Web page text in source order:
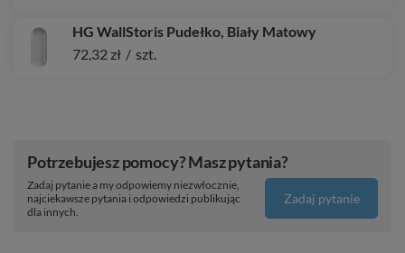
HG WallStoris Pudełko, Biały Matowy
72,32 zł / szt.
Potrzebujesz pomocy? Masz pytania?
Zadaj pytanie a my odpowiemy niezwłocznie,
najciekawsze pytania i odpowiedzi publikując
dla innych.
Zadaj pytanie